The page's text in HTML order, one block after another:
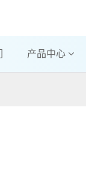
产品中心